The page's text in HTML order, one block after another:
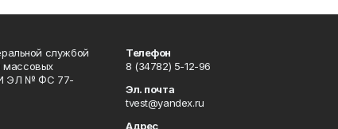
службой
массовых
ЭЛ № ФС 77-
Телефон
8 (34782) 5-12-96
Эл. почта
tvest@yandex.ru
Адрес